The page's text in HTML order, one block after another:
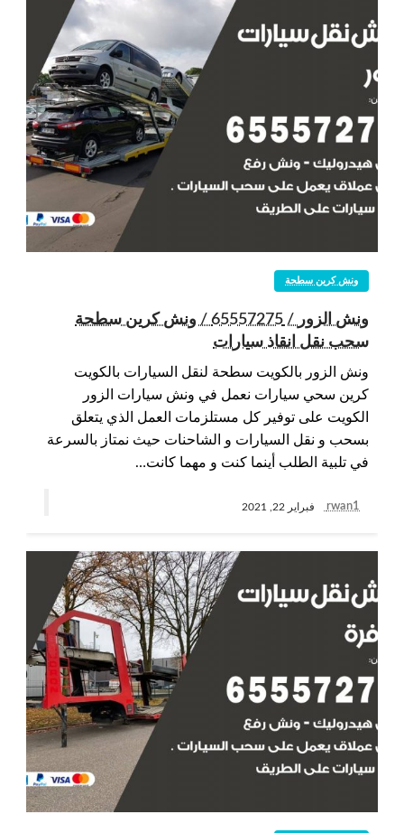
ونش كرين سطحة
ونش الزور / 65557275 / ونش كرين سطحة
سحب نقل انقاذ سيارات
ونش الزور بالكويت سطحة لنقل السيارات بالكويت
كرين سحي سيارات نعمل في ونش سيارات الزور
الكويت على توفير كل مستلزمات العمل الذي يتعلق
بسحب و نقل السيارات و الشاحنات حيث نمتاز بالسرعة
في تلبية الطلب أينما كنت و مهما كانت…
rwan1 فبراير 22, 2021